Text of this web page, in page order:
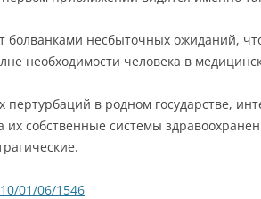
болванками несбыточных ожиданий,
необходимости человека в
в родном государстве,
их собственные системы
01/06/1546